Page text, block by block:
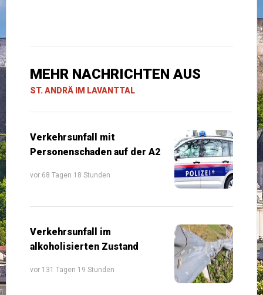
MEHR NACHRICHTEN AUS
ST. ANDRÄ IM LAVANTTAL
Verkehrsunfall mit
Personenschaden auf der A2
vor 68 Tagen 18 Stunden
Verkehrsunfall im
alkoholisierten Zustand
vor 131 Tagen 19 Stunden